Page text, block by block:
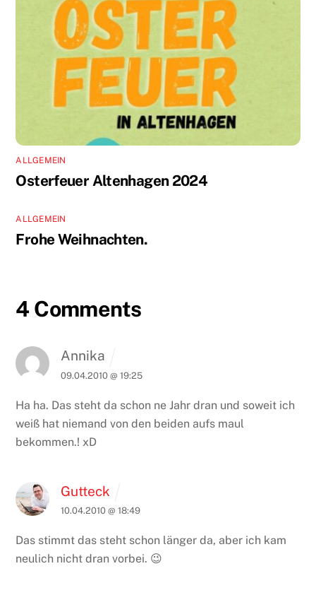
ALLGEMEIN
Osterfeuer Altenhagen 2024
ALLGEMEIN
Frohe Weihnachten.
4 Comments
Annika
09.04.2010 @ 19:25
Ha ha. Das steht da schon ne Jahr dran und soweit ich
weiß hat niemand von den beiden aufs maul
bekommen.! xD
Gutteck
10.04.2010 @ 18:49
Das stimmt das steht schon länger da, aber ich kam
neulich nicht dran vorbei. 😉